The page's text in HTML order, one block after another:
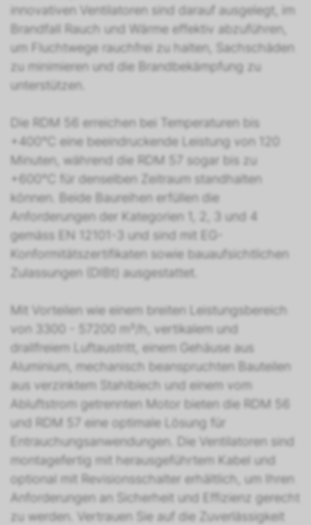
innovativen Ventilatoren sind darauf ausgelegt, im
Brandfall Rauch und Wärme effektiv abzuführen,
um Fluchtwege rauchfrei zu halten, Sachschäden
zu minimieren und die Brandbekämpfung zu
unterstützen.
Die RDM 56 erreichen bei Temperaturen bis
+400°C eine beeindruckende Leistung von 120
Minuten, während die RDM 57 sogar bis zu
+600°C für denselben Zeitraum standhalten
können. Beide Baureihen erfüllen die
Anforderungen der Kategorien 1, 2, 3 und 4
gemäss EN 12101-3 und sind mit EG-
Konformitätszertifikaten sowie bauaufsichtlichen
Zulassungen (DIBt) ausgestattet.
Mit Vorteilen wie einem breiten Leistungsbereich
von 3300 - 57200 m³/h, vertikalem und
drallfreiem Luftaustritt, einem Gehäuse aus
Aluminium, mechanisch beanspruchten Bauteilen
aus verzinktem Stahlblech und einem vom
Abluftstrom getrennten Motor bieten die RDM 56
und RDM 57 eine optimale Lösung für
Entrauchungsanwendungen. Die Ventilatoren sind
montagefertig mit herausgeführtem Kabel und
optional mit Revisionsschalter erhältlich, um Ihren
Anforderungen an Sicherheit und Effizienz gerecht
zu werden. Vertrauen Sie auf die Zuverlässigkeit